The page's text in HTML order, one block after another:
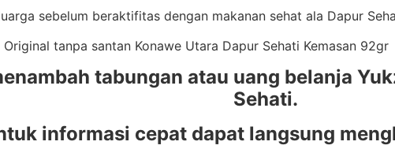
sebelum beraktifitas dengan makanan sehat ala Dapur
tanpa santan Konawe Utara Dapur Sehati Kemasan 92gr
tabungan atau uang belanja
Sehati.
informasi cepat dapat langsung